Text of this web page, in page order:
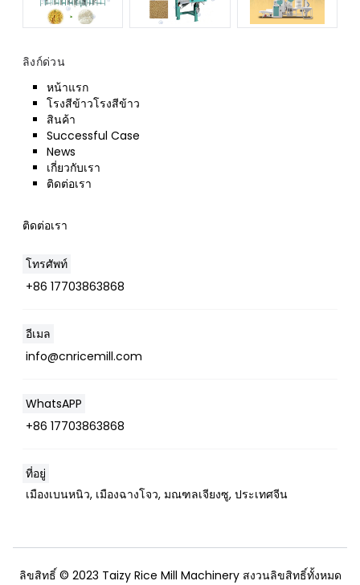
ลิงก์ด่วน
หน้าแรก
โรงสีข้าวโรงสีข้าว
สินค้า
Successful Case
News
เกี่ยวกับเรา
ติดต่อเรา
ติดต่อเรา
โทรศัพท์
+86 17703863868
อีเมล
info@cnricemill.com
WhatsAPP
+86 17703863868
ที่อยู่
เมืองเบนหนิว, เมืองฉางโจว, มณฑลเจียงซู, ประเทศจีน
ลิขสิทธิ์ © 2023 Taizy Rice Mill Machinery สงวนลิขสิทธิ์ทั้งหมด